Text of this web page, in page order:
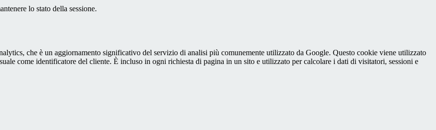
lo stato della sessione.
che è un aggiornamento significativo del servizio di analisi più comunemente utilizzato da Google. Questo cookie viene utilizzato
come identificatore del cliente. È incluso in ogni richiesta di pagina in un sito e utilizzato per calcolare i dati di visitatori, sessioni e